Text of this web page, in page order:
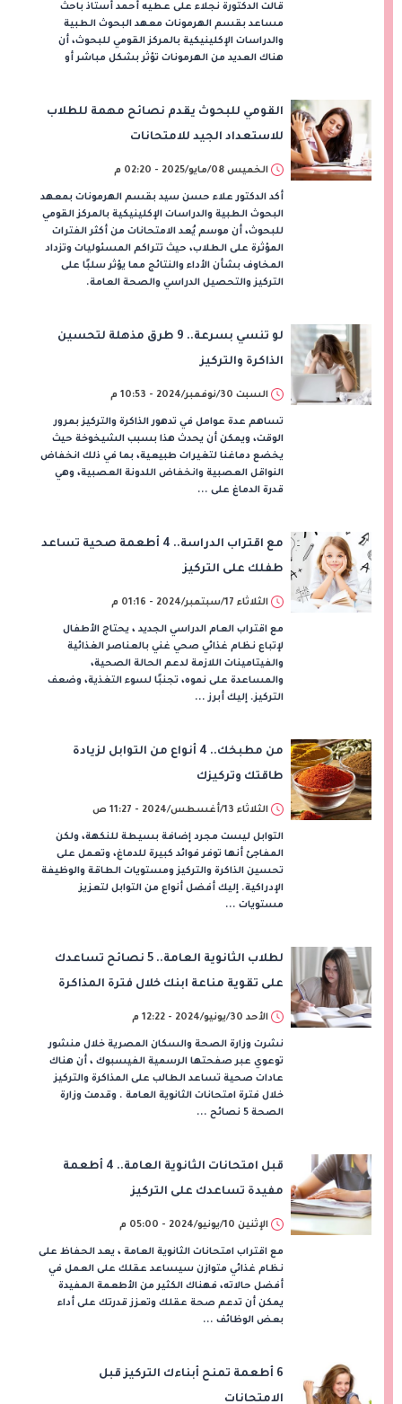
قالت الدكتورة نجلاء على عطيه أحمد أستاذ باحث
مساعد بقسم الهرمونات معهد البحوث الطبية
والدراسات الإكلينيكية بالمركز القومي للبحوث، أن
هناك العديد من الهرمونات تؤثر بشكل مباشر أو
القومي للبحوث يقدم نصائح مهمة للطلاب
للاستعداد الجيد للامتحانات
الخميس 08/مايو/2025 - 02:20 م
أكد الدكتور علاء حسن سيد بقسم الهرمونات بمعهد
البحوث الطبية والدراسات الإكلينيكية بالمركز القومي
للبحوث، أن موسم يُعد الامتحانات من أكثر الفترات
المؤثرة على الطلاب، حيث تتراكم المسئوليات وتزداد
المخاوف بشأن الأداء والنتائج مما يؤثر سلبًا على
التركيز والتحصيل الدراسي والصحة العامة.
لو تنسي بسرعة.. 9 طرق مذهلة لتحسين
الذاكرة والتركيز
السبت 30/نوفمبر/2024 - 10:53 م
تساهم عدة عوامل في تدهور الذاكرة والتركيز بمرور
الوقت، ويمكن أن يحدث هذا بسبب الشيخوخة حيث
يخضع دماغنا لتغيرات طبيعية، بما في ذلك انخفاض
النواقل العصبية وانخفاض اللدونة العصبية، وهي
قدرة الدماغ على ...
مع اقتراب الدراسة.. 4 أطعمة صحية تساعد
طفلك على التركيز
الثلاثاء 17/سبتمبر/2024 - 01:16 م
مع اقتراب العام الدراسي الجديد ، يحتاج الأطفال
لإتباع نظام غذائي صحي غني بالعناصر الغذائية
والفيتامينات اللازمة لدعم الحالة الصحية،
والمساعدة على نموه، تجنبًا لسوء التغذية، وضعف
التركيز. إليك أبرز ...
من مطبخك.. 4 أنواع من التوابل لزيادة
طاقتك وتركيزك
الثلاثاء 13/أغسطس/2024 - 11:27 ص
التوابل ليست مجرد إضافة بسيطة للنكهة، ولكن
المفاجئ أنها توفر فوائد كبيرة للدماغ، وتعمل على
تحسين الذاكرة والتركيز ومستويات الطاقة والوظيفة
الإدراكية. إليك أفضل أنواع من التوابل لتعزيز
مستويات ...
لطلاب الثانوية العامة.. 5 نصائح تساعدك
على تقوية مناعة ابنك خلال فترة المذاكرة
والامتحانات
الأحد 30/يونيو/2024 - 12:22 م
نشرت وزارة الصحة والسكان المصرية خلال منشور
توعوي عبر صفحتها الرسمية الفيسبوك ، أن هناك
عادات صحية تساعد الطالب على المذاكرة والتركيز
خلال فترة امتحانات الثانوية العامة . وقدمت وزارة
الصحة 5 نصائح ...
قبل امتحانات الثانوية العامة.. 4 أطعمة
مفيدة تساعدك على التركيز
الإثنين 10/يونيو/2024 - 05:00 م
مع اقتراب امتحانات الثانوية العامة ، يعد الحفاظ على
نظام غذائي متوازن سيساعد عقلك على العمل في
أفضل حالاته، فهناك الكثير من الأطعمة المفيدة
يمكن أن تدعم صحة عقلك وتعزز قدرتك على أداء
بعض الوظائف ...
6 أطعمة تمنح أبناءك التركيز قبل
الامتحانات